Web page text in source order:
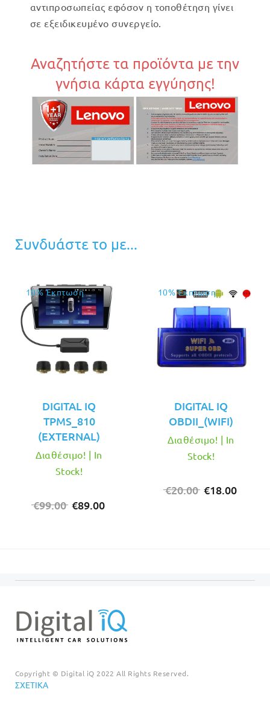
αντιπροσωπείας εφόσον η τοποθέτηση γίνει
σε εξειδικευμένο συνεργείο.
Αναζητήστε τα προϊόντα με την
γνήσια κάρτα εγγύησης!
Συνδυάστε το με...
10% Έκπτωση
DIGITAL IQ
TPMS_810
(EXTERNAL)
€99.00 Original
€89.00
Διαθέσιμο! | In
Stock!
10% Έκπτωση
DIGITAL IQ
OBDII_(WIFI)
€20.00 Original
€18.00
Διαθέσιμο! | In
Stock!
Copyright © Digital iQ 2022 All Rights Reserved.
ΣΧΕΤΙΚΆ